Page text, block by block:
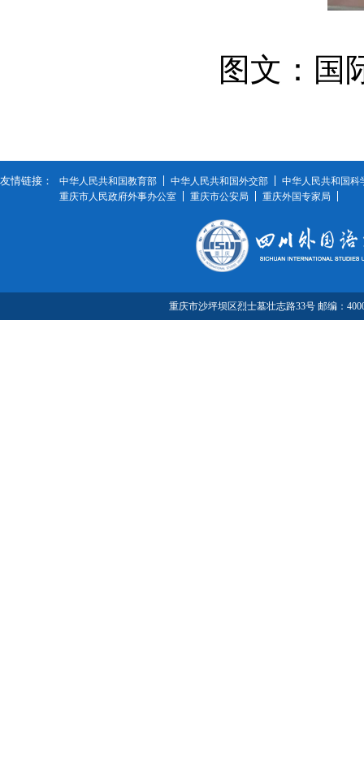
图文：国
友情链接： 中华人民共和国教育部 中华人民共和国外交部
中华人民共和国科
重庆市人民政府外事办公室
重庆市公安局 重庆外国专家局
重庆市沙坪坝区烈士墓壮志路33号 邮编：